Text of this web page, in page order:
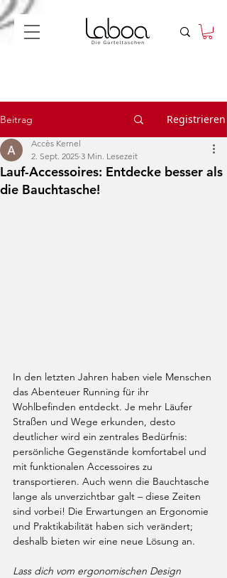
Beitrag Registrieren
Lauf-Accessoires: Entdecke besser als
die Bauchtasche!
Accès Kernel
2. Sept. 2025 3 Min. Lesezeit
In den letzten Jahren haben viele Menschen
das Abenteuer Running für ihr
Wohlbefinden entdeckt. Je mehr Läufer
Straßen und Wege erkunden, desto
deutlicher wird ein zentrales Bedürfnis:
persönliche Gegenstände komfortabel und
mit funktionalen Accessoires zu
transportieren. Auch wenn die Bauchtasche
lange als unverzichtbar galt – diese Zeiten
sind vorbei! Die Erwartungen an Ergonomie
und Praktikabilität haben sich verändert;
deshalb bieten wir eine neue Lösung an.
Lass dich vom ergonomischen Design